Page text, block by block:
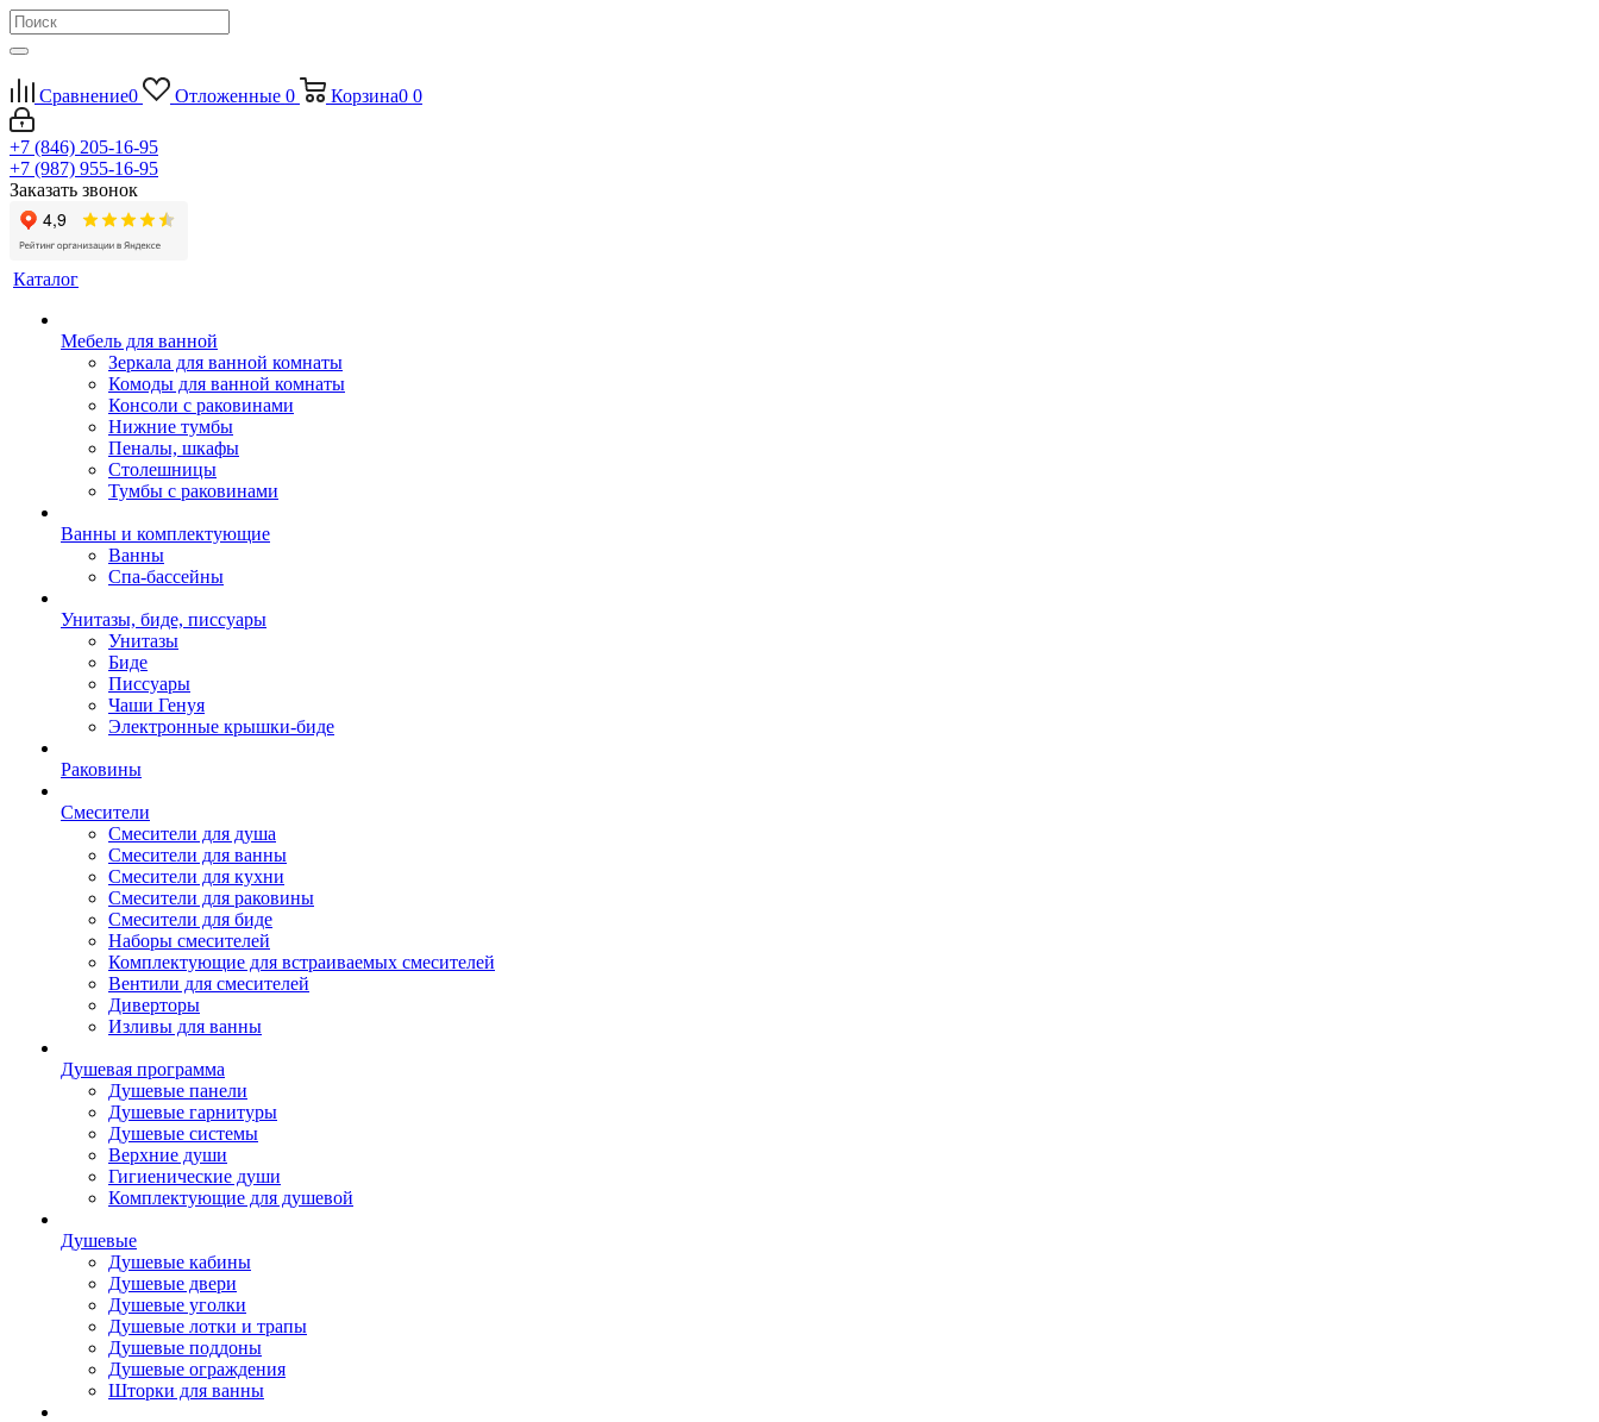
Сравнение0 Отложенные 0 Корзина0 0
+7 (846) 205-16-95
+7 (987) 955-16-95
Заказать звонок
Каталог
Мебель для ванной
Зеркала для ванной комнаты
Комоды для ванной комнаты
Консоли с раковинами
Нижние тумбы
Пеналы, шкафы
Столешницы
Тумбы с раковинами
Ванны и комплектующие
Ванны
Спа-бассейны
Унитазы, биде, писсуары
Унитазы
Биде
Писсуары
Чаши Генуя
Электронные крышки-биде
Раковины
Смесители
Смесители для душа
Смесители для ванны
Смесители для кухни
Смесители для раковины
Смесители для биде
Наборы смесителей
Комплектующие для встраиваемых смесителей
Вентили для смесителей
Диверторы
Изливы для ванны
Душевая программа
Душевые панели
Душевые гарнитуры
Душевые системы
Верхние души
Гигиенические души
Комплектующие для душевой
Душевые
Душевые кабины
Душевые двери
Душевые уголки
Душевые лотки и трапы
Душевые поддоны
Душевые ограждения
Шторки для ванны